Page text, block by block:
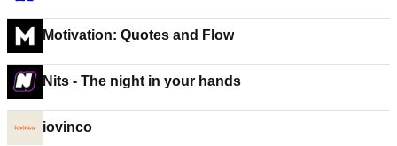
Motivation: Quotes and Flow
Nits - The night in your hands
iovinco